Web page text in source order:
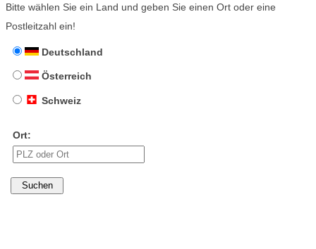
Bitte wählen Sie ein Land und geben Sie einen Ort oder eine
Postleitzahl ein!
Deutschland
Österreich
Schweiz
Ort: